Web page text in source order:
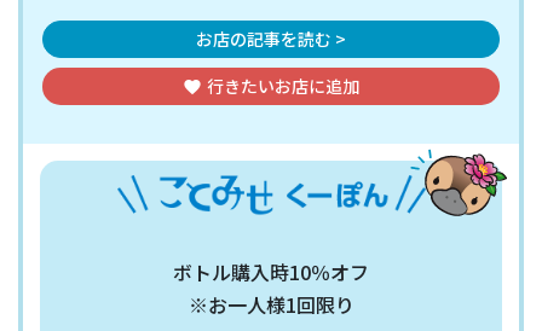
お店の記事を読む >
favorite 行きたいお店に追加
ボトル購入時10％オフ
※お一人様1回限り